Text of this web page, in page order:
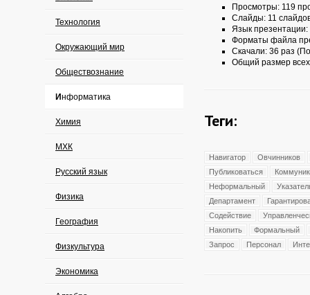
Технология
Окружающий мир
Обществознание
Информатика
Химия
МХК
Русский язык
Физика
География
Физкультура
Экономика
Просмотры: 119
Слайды: 11
Язык презентации:
Форматы файла
Скачали: 36 раз
Общий размер
Теги:
Навигатор
Овчинников
Публиковаться
Неформальный
Департамент
Содействие
Накопить
Формальный
Запрос
Персонал